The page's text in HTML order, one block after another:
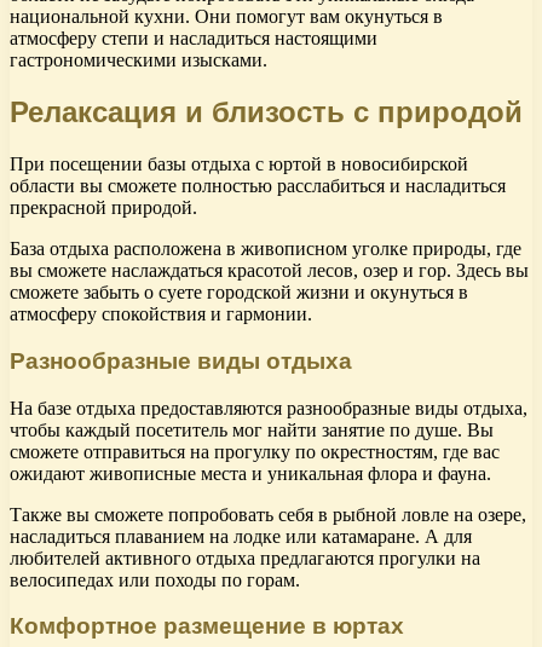
национальной кухни. Они помогут вам окунуться в
атмосферу степи и насладиться настоящими
гастрономическими изысками.
Релаксация и близость с природой
При посещении базы отдыха с юртой в новосибирской
области вы сможете полностью расслабиться и насладиться
прекрасной природой.
База отдыха расположена в живописном уголке природы, где
вы сможете наслаждаться красотой лесов, озер и гор. Здесь вы
сможете забыть о суете городской жизни и окунуться в
атмосферу спокойствия и гармонии.
Разнообразные виды отдыха
На базе отдыха предоставляются разнообразные виды отдыха,
чтобы каждый посетитель мог найти занятие по душе. Вы
сможете отправиться на прогулку по окрестностям, где вас
ожидают живописные места и уникальная флора и фауна.
Также вы сможете попробовать себя в рыбной ловле на озере,
насладиться плаванием на лодке или катамаране. А для
любителей активного отдыха предлагаются прогулки на
велосипедах или походы по горам.
Комфортное размещение в юртах